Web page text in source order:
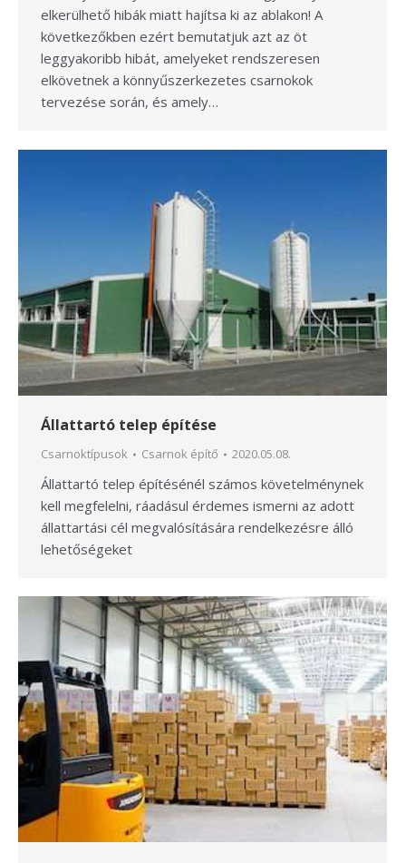
elkerülhető hibák miatt hajítsa ki az ablakon! A
következőkben ezért bemutatjuk azt az öt
leggyakoribb hibát, amelyeket rendszeresen
elkövetnek a könnyűszerkezetes csarnokok
tervezése során, és amely…
Állattartó telep építése
Csarnoktípusok Csarnok építő 2020.05.08.
Állattartó telep építésénél számos követelménynek
kell megfelelni, ráadásul érdemes ismerni az adott
állattartási cél megvalósítására rendelkezésre álló
lehetőségeket